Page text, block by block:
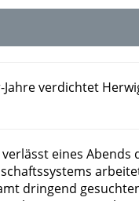
verdichtet
eines Abends
dringend